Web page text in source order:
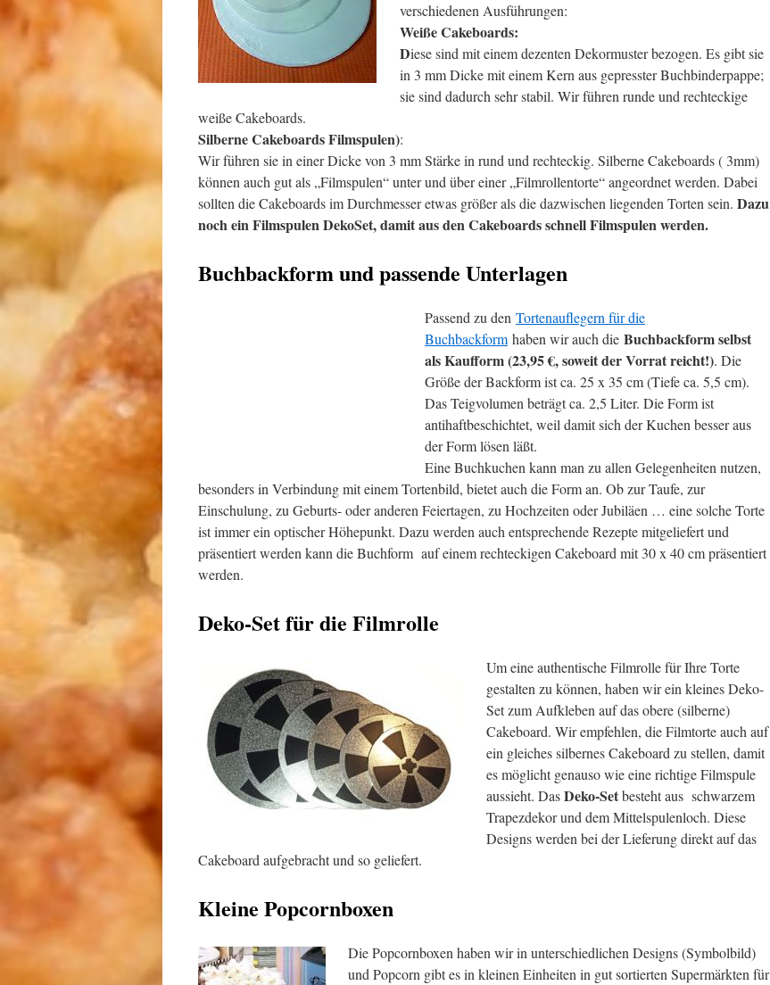
verschiedenen Ausführungen:
Weiße Cakeboards:
Diese sind mit einem dezenten Dekormuster bezogen. Es gibt sie
in 3 mm Dicke mit einem Kern aus gepresster Buchbinderpappe;
sie sind dadurch sehr stabil. Wir führen runde und rechteckige
weiße Cakeboards.
Silberne Cakeboards Filmspulen):
Wir führen sie in einer Dicke von 3 mm Stärke in rund und rechteckig. Silberne Cakeboards ( 3mm)
können auch gut als „Filmspulen“ unter und über einer „Filmrollentorte“ angeordnet werden. Dabei
sollten die Cakeboards im Durchmesser etwas größer als die dazwischen liegenden Torten sein. Dazu
noch ein Filmspulen DekoSet, damit aus den Cakeboards schnell Filmspulen werden.
Buchbackform und passende Unterlagen
Passend zu den Tortenauflegern für die
Buchbackform haben wir auch die Buchbackform selbst
als Kaufform (23,95 €, soweit der Vorrat reicht!). Die
Größe der Backform ist ca. 25 x 35 cm (Tiefe ca. 5,5 cm).
Das Teigvolumen beträgt ca. 2,5 Liter. Die Form ist
antihaftbeschichtet, weil damit sich der Kuchen besser aus
der Form lösen läßt.
Eine Buchkuchen kann man zu allen Gelegenheiten nutzen,
besonders in Verbindung mit einem Tortenbild, bietet auch die Form an. Ob zur Taufe, zur
Einschulung, zu Geburts- oder anderen Feiertagen, zu Hochzeiten oder Jubiläen … eine solche Torte
ist immer ein optischer Höhepunkt. Dazu werden auch entsprechende Rezepte mitgeliefert und
präsentiert werden kann die Buchform auf einem rechteckigen Cakeboard mit 30 x 40 cm präsentiert
werden.
Deko-Set für die Filmrolle
Um eine authentische Filmrolle für Ihre Torte
gestalten zu können, haben wir ein kleines Deko-
Set zum Aufkleben auf das obere (silberne)
Cakeboard. Wir empfehlen, die Filmtorte auch auf
ein gleiches silbernes Cakeboard zu stellen, damit
es möglicht genauso wie eine richtige Filmspule
aussieht. DasDeko-Setbesteht aus schwarzem
Trapezdekor und dem Mittelspulenloch. Diese
Designs werden bei der Lieferung direkt auf das
Cakeboard aufgebracht und so geliefert.
Kleine Popcornboxen
Die Popcornboxen haben wir in unterschiedlichen Designs (Symbolbild)
und Popcorn gibt es in kleinen Einheiten in gut sortierten Supermärkten für